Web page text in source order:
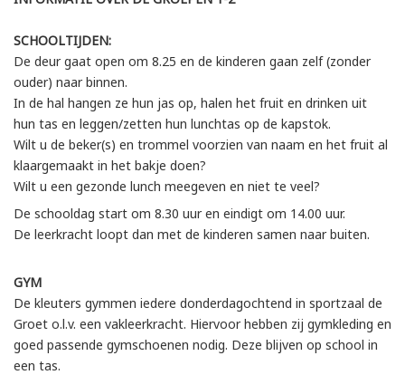
SCHOOLTIJDEN:
De deur gaat open om 8.25 en de kinderen gaan zelf (zonder
ouder) naar binnen.
In de hal hangen ze hun jas op, halen het fruit en drinken uit
hun tas en leggen/zetten hun lunchtas op de kapstok.
Wilt u de beker(s) en trommel voorzien van naam en het fruit al
klaargemaakt in het bakje doen?
Wilt u een gezonde lunch meegeven en niet te veel?
De schooldag start om 8.30 uur en eindigt om 14.00 uur.
De leerkracht loopt dan met de kinderen samen naar buiten.
GYM
De kleuters gymmen iedere donderdagochtend in sportzaal de
Groet o.l.v. een vakleerkracht. Hiervoor hebben zij gymkleding en
goed passende gymschoenen nodig. Deze blijven op school in
een tas.